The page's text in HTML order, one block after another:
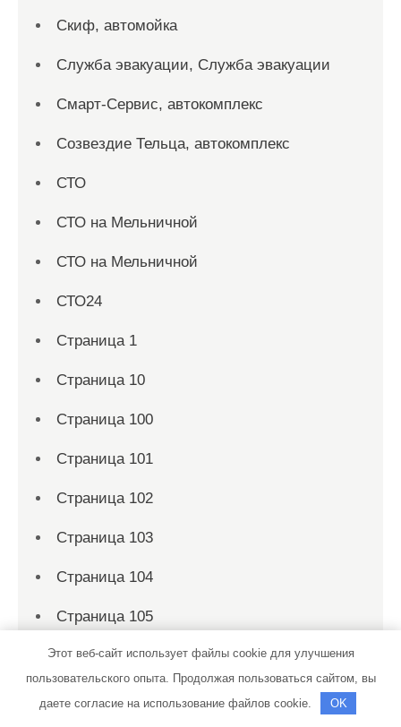
Скиф, автомойка
Служба эвакуации, Служба эвакуации
Смарт-Сервис, автокомплекс
Созвездие Тельца, автокомплекс
СТО
СТО на Мельничной
СТО на Мельничной
СТО24
Страница 1
Страница 10
Страница 100
Страница 101
Страница 102
Страница 103
Страница 104
Страница 105
Страница 106
Этот веб-сайт использует файлы cookie для улучшения
пользовательского опыта. Продолжая пользоваться сайтом, вы
даете согласие на использование файлов cookie.
OK